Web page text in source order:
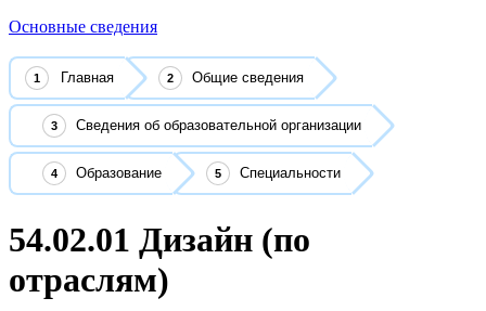
Основные сведения
Главная Общие сведения
Сведения об образовательной организации
Образование Специальности
54.02.01 Дизайн (по
отраслям)